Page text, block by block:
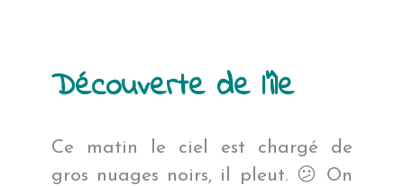
Découverte de l’île
Ce matin le ciel est chargé de
gros nuages noirs, il pleut. 😕 On